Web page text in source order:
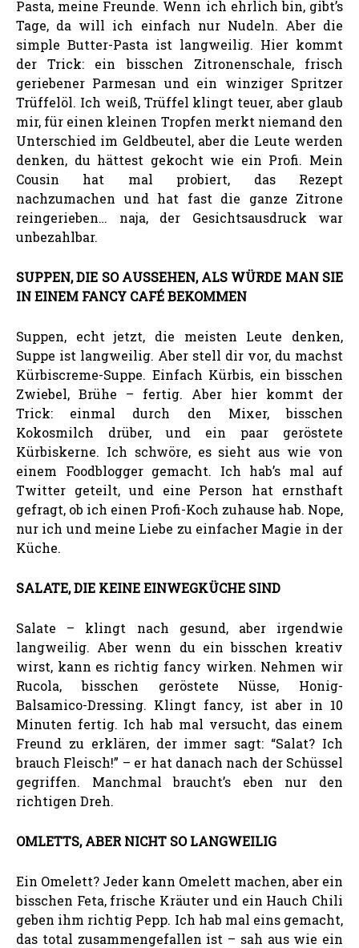
Pasta, meine Freunde. Wenn ich ehrlich bin, gibt’s
Tage, da will ich einfach nur Nudeln. Aber die
simple Butter-Pasta ist langweilig. Hier kommt
der Trick: ein bisschen Zitronenschale, frisch
geriebener Parmesan und ein winziger Spritzer
Trüffelöl. Ich weiß, Trüffel klingt teuer, aber glaub
mir, für einen kleinen Tropfen merkt niemand den
Unterschied im Geldbeutel, aber die Leute werden
denken, du hättest gekocht wie ein Profi. Mein
Cousin hat mal probiert, das Rezept
nachzumachen und hat fast die ganze Zitrone
reingerieben… naja, der Gesichtsausdruck war
unbezahlbar.
SUPPEN, DIE SO AUSSEHEN, ALS WÜRDE MAN SIE
IN EINEM FANCY CAFÉ BEKOMMEN
Suppen, echt jetzt, die meisten Leute denken,
Suppe ist langweilig. Aber stell dir vor, du machst
Kürbiscreme-Suppe. Einfach Kürbis, ein bisschen
Zwiebel, Brühe – fertig. Aber hier kommt der
Trick: einmal durch den Mixer, bisschen
Kokosmilch drüber, und ein paar geröstete
Kürbiskerne. Ich schwöre, es sieht aus wie von
einem Foodblogger gemacht. Ich hab’s mal auf
Twitter geteilt, und eine Person hat ernsthaft
gefragt, ob ich einen Profi-Koch zuhause hab. Nope,
nur ich und meine Liebe zu einfacher Magie in der
Küche.
SALATE, DIE KEINE EINWEGKÜCHE SIND
Salate – klingt nach gesund, aber irgendwie
langweilig. Aber wenn du ein bisschen kreativ
wirst, kann es richtig fancy wirken. Nehmen wir
Rucola, bisschen geröstete Nüsse, Honig-
Balsamico-Dressing. Klingt fancy, ist aber in 10
Minuten fertig. Ich hab mal versucht, das einem
Freund zu erklären, der immer sagt: “Salat? Ich
brauch Fleisch!” – er hat danach nach der Schüssel
gegriffen. Manchmal braucht’s eben nur den
richtigen Dreh.
OMLETTS, ABER NICHT SO LANGWEILIG
Ein Omelett? Jeder kann Omelett machen, aber ein
bisschen Feta, frische Kräuter und ein Hauch Chili
geben ihm richtig Pepp. Ich hab mal eins gemacht,
das total zusammengefallen ist – sah aus wie ein